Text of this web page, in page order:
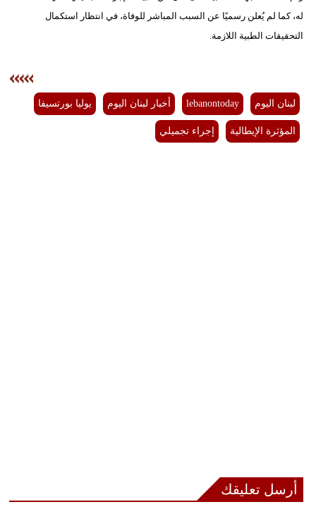
له، كما لم يُعلن رسميًا عن السبب المباشر للوفاة، في انتظار استكمال
التحقيقات الطبية اللازمة.
لبنان اليوم lebanontoday أخبار لبنان اليوم يوليا بورتسيفا
المؤثرة الإيطالية إجراء تجميلي
أرسل تعليقك